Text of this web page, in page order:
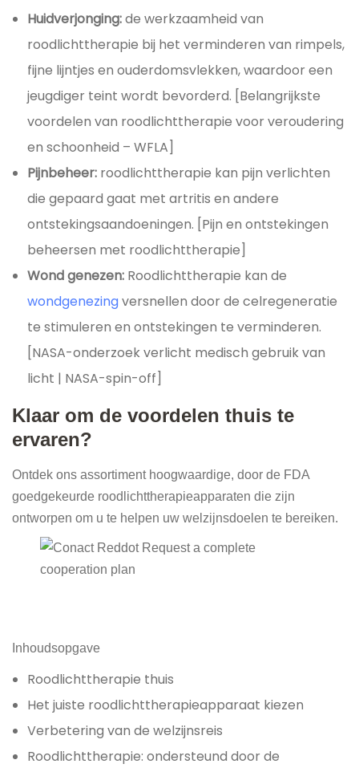
Huidverjonging:de werkzaamheid van
roodlichttherapie bij het verminderen van rimpels,
fijne lijntjes en ouderdomsvlekken, waardoor een
jeugdiger teint wordt bevorderd. [Belangrijkste
voordelen van roodlichttherapie voor veroudering
en schoonheid – WFLA]
Pijnbeheer: roodlichttherapie kan pijn verlichten
die gepaard gaat met artritis en andere
ontstekingsaandoeningen. [Pijn en ontstekingen
beheersen met roodlichttherapie]
Wond genezen: Roodlichttherapie kan de
wondgenezingversnellen door de celregeneratie
te stimuleren en ontstekingen te verminderen.
[NASA-onderzoek verlicht medisch gebruik van
licht | NASA-spin-off]
Klaar om de voordelen thuis te
ervaren?
Ontdek ons ​​assortiment hoogwaardige, door de FDA
goedgekeurde roodlichttherapieapparaten die zijn
ontworpen om u te helpen uw welzijnsdoelen te bereiken.
Inhoudsopgave
Roodlichttherapie thuis
Het juiste roodlichttherapieapparaat kiezen
Verbetering van de welzijnsreis
Roodlichttherapie: ondersteund door de